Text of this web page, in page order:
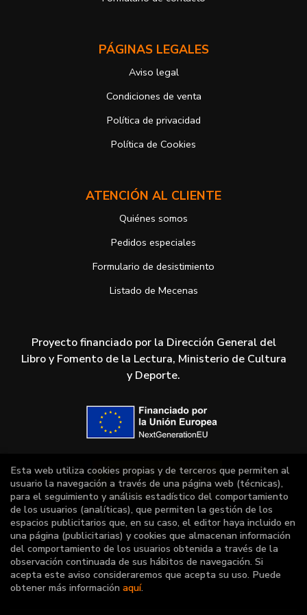
derechos, en este caso, ante la Agencia Española de protección de
electrónico o de correo postal, ambos con la fotocopia del DNI del
Responsable del tratamiento: Antonio José Alcolea Navarro
Dirección postal: Avenida Giorgeta 22, Bajo
Si desea ampliar información sobre la política de privacidad de
nuestra empresa, puede hacerlo en el siguiente enlace:
PÁGINAS LEGALES
Aviso legal
Condiciones de venta
Política de privacidad
Política de Cookies
ATENCIÓN AL CLIENTE
Quiénes somos
Pedidos especiales
Formulario de desistimiento
Listado de Mecenas
Proyecto financiado por la Dirección General del
Libro y Fomento de la Lectura, Ministerio de Cultura
y Deporte.
Esta web utiliza cookies propias y de terceros que permiten al
usuario la navegación a través de una página web (técnicas),
para el seguimiento y análisis estadístico del comportamiento
de los usuarios (analíticas), que permiten la gestión de los
espacios publicitarios que, en su caso, el editor haya incluido en
una página (publicitarias) y cookies que almacenan información
del comportamiento de los usuarios obtenida a través de la
observación continuada de sus hábitos de navegación. Si
acepta este aviso consideraremos que acepta su uso. Puede
obtener más información aquí.